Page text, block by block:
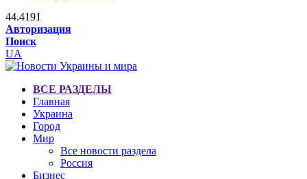
44.4191
Авторизация
Поиск
UA
ВСЕ РАЗДЕЛЫ
Главная
Украина
Город
Мир
Все новости раздела
Россия
Бизнес